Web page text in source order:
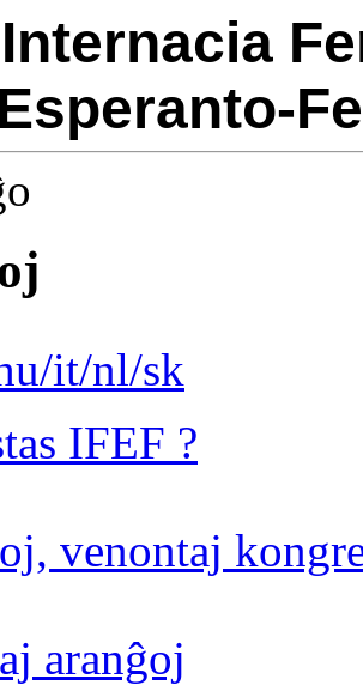
Internacia
Esperanto-
IFEF ?
venontaj
aranĝoj